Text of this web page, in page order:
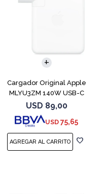
Cargador Original Apple
MLYU3ZM 140W USB-C
USD 89,00
USD 75,65